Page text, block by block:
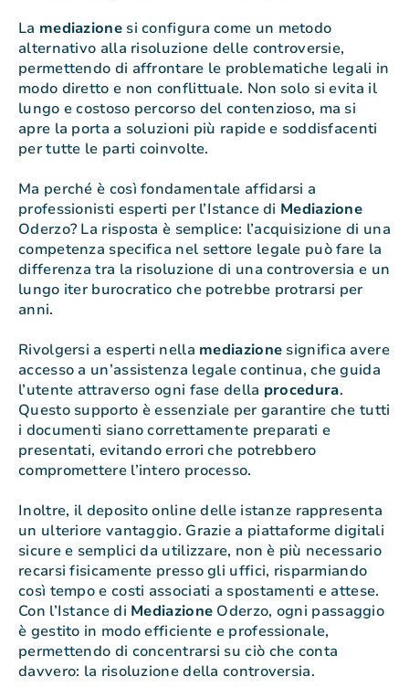
La mediazionesi configura come un metodo
alternativo alla risoluzione delle controversie,
permettendo di affrontare le problematiche legali in
modo diretto e non conflittuale. Non solo si evita il
lungo e costoso percorso del contenzioso, ma si
apre la porta a soluzioni più rapide e soddisfacenti
per tutte le parti coinvolte.
Ma perché è così fondamentale affidarsi a
professionisti esperti per l’Istance di Mediazione
Oderzo? La risposta è semplice: l’acquisizione di una
competenza specifica nel settore legale può fare la
differenza tra la risoluzione di una controversia e un
lungo iter burocratico che potrebbe protrarsi per
anni.
Rivolgersi a esperti nella mediazione significa avere
accesso a un’assistenza legale continua, che guida
l’utente attraverso ogni fase della procedura.
Questo supporto è essenziale per garantire che tutti
i documenti siano correttamente preparati e
presentati, evitando errori che potrebbero
compromettere l’intero processo.
Inoltre, il deposito online delle istanze rappresenta
un ulteriore vantaggio. Grazie a piattaforme digitali
sicure e semplici da utilizzare, non è più necessario
recarsi fisicamente presso gli uffici, risparmiando
così tempo e costi associati a spostamenti e attese.
Con l’Istance di Mediazione Oderzo, ogni passaggio
è gestito in modo efficiente e professionale,
permettendo di concentrarsi su ciò che conta
davvero: la risoluzione della controversia.